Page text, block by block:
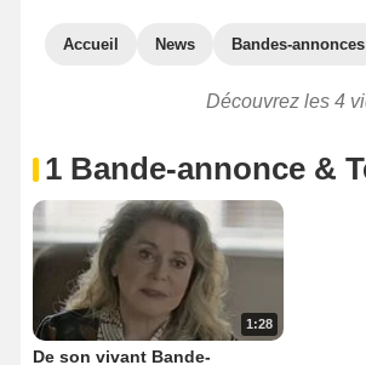
Accueil News Bandes-annonces
Découvrez les 4
1 Bande-annonce &
1:28
De son vivant Bande-